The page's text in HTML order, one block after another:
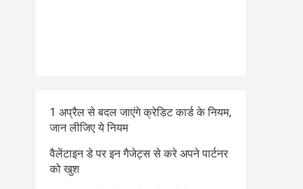
1 अप्रैल से बदल जाएंगे क्रेडिट कार्ड के नियम,
जान लीजिए ये नियम
वैलेंटाइन डे पर इन गैजेट्स से करे अपने पार्टनर
को खुश